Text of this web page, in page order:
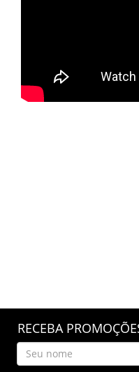
RECEBA